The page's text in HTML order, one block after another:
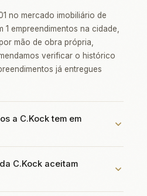
no mercado imobiliário de
1 empreendimentos na cidade,
mão de obra própria,
verificar o histórico
já entregues
a C.Kock tem em
Cada projeto tem
termos de localização,
Clique em cada
C.Kock aceitam